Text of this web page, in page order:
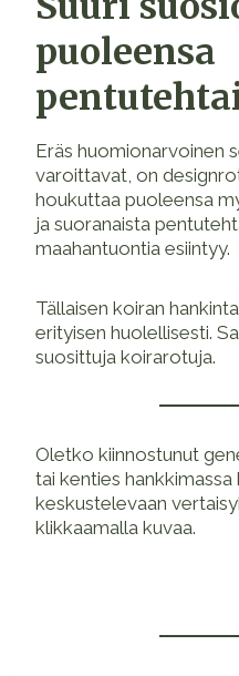
puoleensa
Eräs huomionarvoinen
varoittavat, on
houkuttaa puoleensa
ja suoranaista
maahantuontia esiintyy.
Tällaisen koiran
erityisen huolellisesti.
suosittuja koirarotuja.
Oletko kiinnostunut
tai kenties
keskustelevaan
klikkaamalla kuvaa.